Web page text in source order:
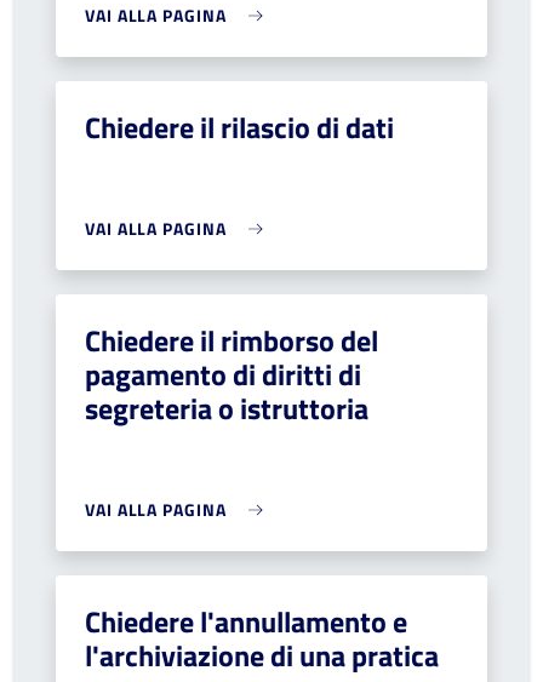
VAI ALLA PAGINA
Chiedere il rilascio di dati
VAI ALLA PAGINA
Chiedere il rimborso del
pagamento di diritti di
segreteria o istruttoria
VAI ALLA PAGINA
Chiedere l'annullamento e
l'archiviazione di una pratica